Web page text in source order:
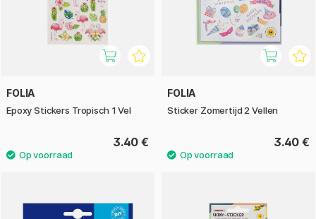
FOLIA
Epoxy Stickers Tropisch 1 Vel
3.40 €
FOLIA
Sticker Zomertijd 2 Vellen
3.40 €